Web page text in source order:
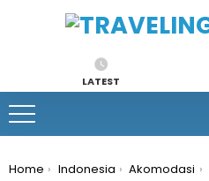
LATEST
You are here:
Home Indonesia Akomodasi